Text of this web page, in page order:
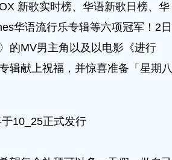
新歌实时榜、华语新歌日榜、华
华语流行乐专辑等六项冠军！2日
的MV男主角以及以电影《进行
辑献上祝福，并惊喜准备「星期八
10_25正式发行